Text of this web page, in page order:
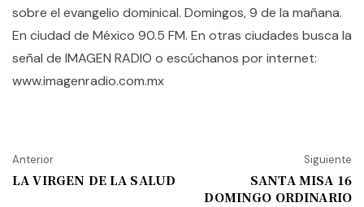
sobre el evangelio dominical. Domingos, 9 de la mañana.
En ciudad de México 90.5 FM. En otras ciudades busca la
señal de IMAGEN RADIO o escúchanos por internet:
www.imagenradio.com.mx
Anterior
LA VIRGEN DE LA SALUD
Siguiente
SANTA MISA 16
DOMINGO ORDINARIO